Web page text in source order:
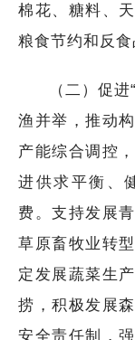
棉花、糖料、
粮食节约和反食
（二）促
渔并举，推动
产能综合调控
进供求平衡、
费。支持发展
草原畜牧业转
定发展蔬菜生
捞，积极发展
安全责任制，